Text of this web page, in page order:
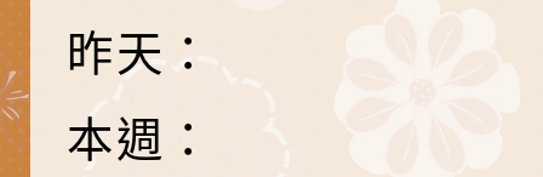
緒學習與生命教育(
梯次)」
字稿及LCD託播影片
函轉「2026台東博
海報電子檔及活動介
檢送桃園市政府家庭
「小桃家7月課程資
有關本局115年「暑
昨天：
本週：